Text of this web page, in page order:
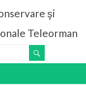
şi
Teleorman